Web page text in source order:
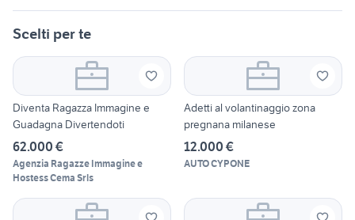
Scelti per te
Diventa Ragazza Immagine e
Guadagna Divertendoti
62.000 €
Agenzia Ragazze Immagine e
Hostess Cema Srls
Adetti al volantinaggio zona
pregnana milanese
12.000 €
AUTO CYPONE